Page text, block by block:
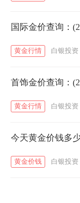
国际金价查询：
黄金行情 白银投资
首饰金价查询：
黄金行情 白银投资
今天黄金价钱多
黄金价钱 白银投资